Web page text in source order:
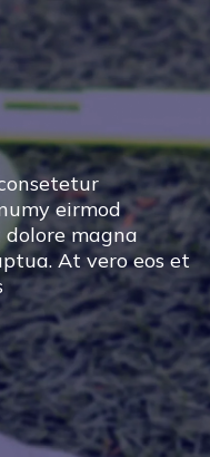
eirmod
magna
At vero eos et